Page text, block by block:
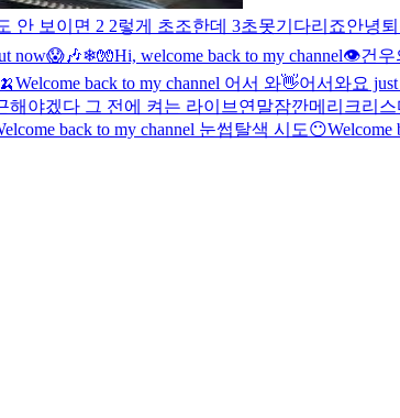
안 보이면 2 2렇게 초조한데 3초못기다리죠안녕
now😱🎶❄🧤Hi, welcome back to my channel👁️건우
Welcome back to my channel 어서 와👋어서와요 just
해야겠다 그 전에 켜는 라이브 연말잠깐메리크리스
back to my channel 눈썹탈색 시도😶Welcome